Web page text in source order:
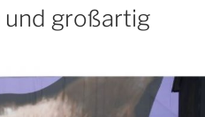
Name
ist
und großartig